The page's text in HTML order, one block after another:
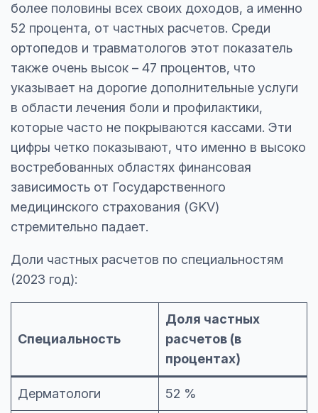
более половины всех своих доходов, а именно
52 процента, от частных расчетов. Среди
ортопедов и травматологов этот показатель
также очень высок – 47 процентов, что
указывает на дорогие дополнительные услуги
в области лечения боли и профилактики,
которые часто не покрываются кассами. Эти
цифры четко показывают, что именно в высоко
востребованных областях финансовая
зависимость от Государственного
медицинского страхования (GKV)
стремительно падает.
Доли частных расчетов по специальностям
(2023 год):
Специальность
Доля частных
расчетов (в
процентах)
Дерматологи 52 %